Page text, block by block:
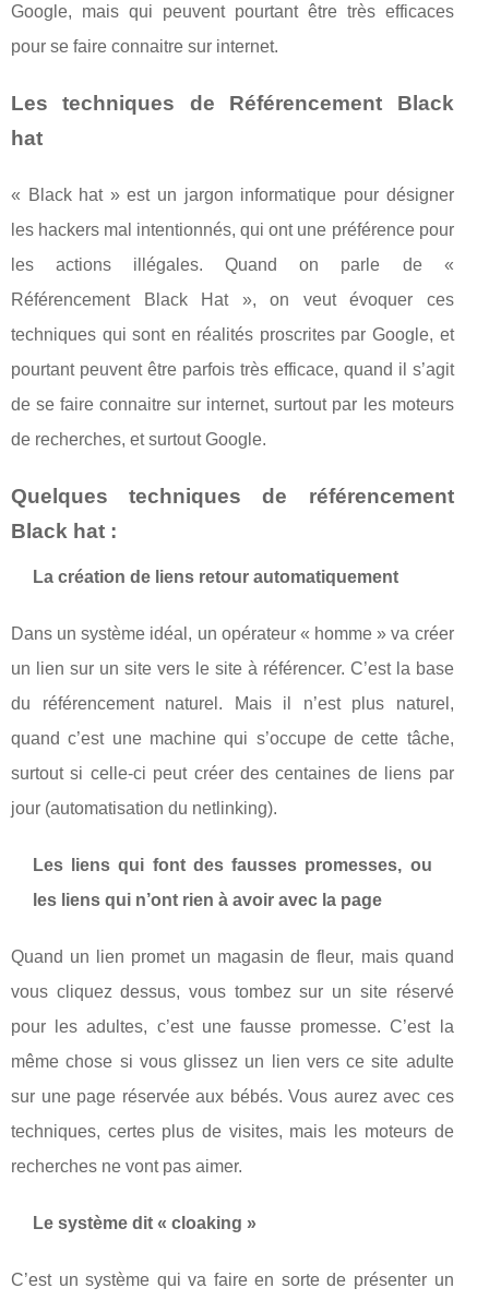
Google, mais qui peuvent pourtant être très efficaces
pour se faire connaitre sur internet.
Les techniques de Référencement Black
hat
« Black hat » est un jargon informatique pour désigner
les hackers mal intentionnés, qui ont une préférence pour
les actions illégales. Quand on parle de «
Référencement Black Hat », on veut évoquer ces
techniques qui sont en réalités proscrites par Google, et
pourtant peuvent être parfois très efficace, quand il s’agit
de se faire connaitre sur internet, surtout par les moteurs
de recherches, et surtout Google.
Quelques techniques de référencement
Black hat :
La création de liens retour automatiquement
Dans un système idéal, un opérateur « homme » va créer
un lien sur un site vers le site à référencer. C’est la base
du référencement naturel. Mais il n’est plus naturel,
quand c’est une machine qui s’occupe de cette tâche,
surtout si celle-ci peut créer des centaines de liens par
jour (automatisation du netlinking).
Les liens qui font des fausses promesses, ou
les liens qui n’ont rien à avoir avec la page
Quand un lien promet un magasin de fleur, mais quand
vous cliquez dessus, vous tombez sur un site réservé
pour les adultes, c’est une fausse promesse. C’est la
même chose si vous glissez un lien vers ce site adulte
sur une page réservée aux bébés. Vous aurez avec ces
techniques, certes plus de visites, mais les moteurs de
recherches ne vont pas aimer.
Le système dit « cloaking »
C’est un système qui va faire en sorte de présenter un